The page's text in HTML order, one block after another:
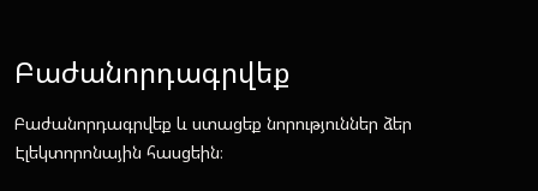
Բաժանորդագրվեք
Բաժանորդագրվեք և ստացեք նորություններ ձեր
Էլեկտորոնային հասցեին։